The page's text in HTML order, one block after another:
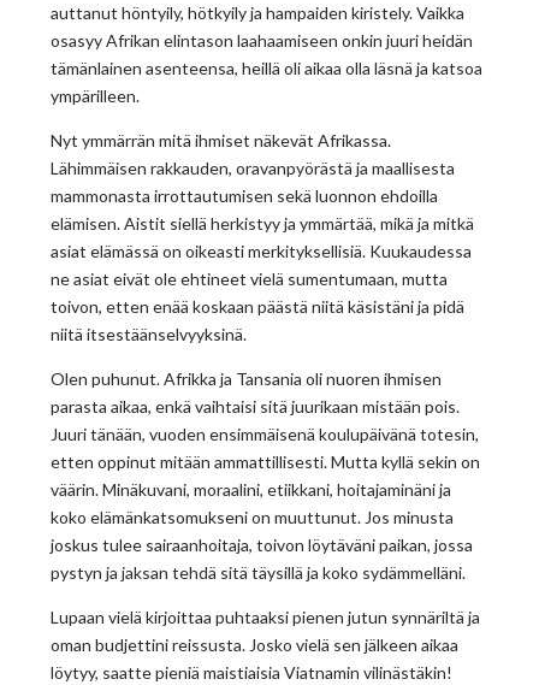
auttanut höntyily, hötkyily ja hampaiden kiristely. Vaikka
osasyy Afrikan elintason laahaamiseen onkin juuri heidän
tämänlainen asenteensa, heillä oli aikaa olla läsnä ja katsoa
ympärilleen.
Nyt ymmärrän mitä ihmiset näkevät Afrikassa.
Lähimmäisen rakkauden, oravanpyörästä ja maallisesta
mammonasta irrottautumisen sekä luonnon ehdoilla
elämisen. Aistit siellä herkistyy ja ymmärtää, mikä ja mitkä
asiat elämässä on oikeasti merkityksellisiä. Kuukaudessa
ne asiat eivät ole ehtineet vielä sumentumaan, mutta
toivon, etten enää koskaan päästä niitä käsistäni ja pidä
niitä itsestäänselvyyksinä.
Olen puhunut. Afrikka ja Tansania oli nuoren ihmisen
parasta aikaa, enkä vaihtaisi sitä juurikaan mistään pois.
Juuri tänään, vuoden ensimmäisenä koulupäivänä totesin,
etten oppinut mitään ammattillisesti. Mutta kyllä sekin on
väärin. Minäkuvani, moraalini, etiikkani, hoitajaminäni ja
koko elämänkatsomukseni on muuttunut. Jos minusta
joskus tulee sairaanhoitaja, toivon löytäväni paikan, jossa
pystyn ja jaksan tehdä sitä täysillä ja koko sydämmelläni.
Lupaan vielä kirjoittaa puhtaaksi pienen jutun synnäriltä ja
oman budjettini reissusta. Josko vielä sen jälkeen aikaa
löytyy, saatte pieniä maistiaisia Viatnamin vilinästäkin!